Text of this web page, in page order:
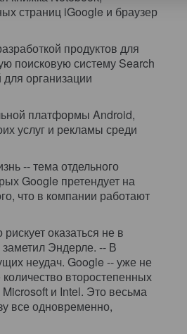
страниц iGoogle и браузер
продуктов для
поисковую систему Search
организации
платформы Android,
услуг и рекламы среди
-- тема отдельного
Google претендует на
что в компании работают
оказаться не в
заметил Эндерле. -- В
неудач. Google -- уже не
второстепенных
и Intel. Это весьма
все одновременно,